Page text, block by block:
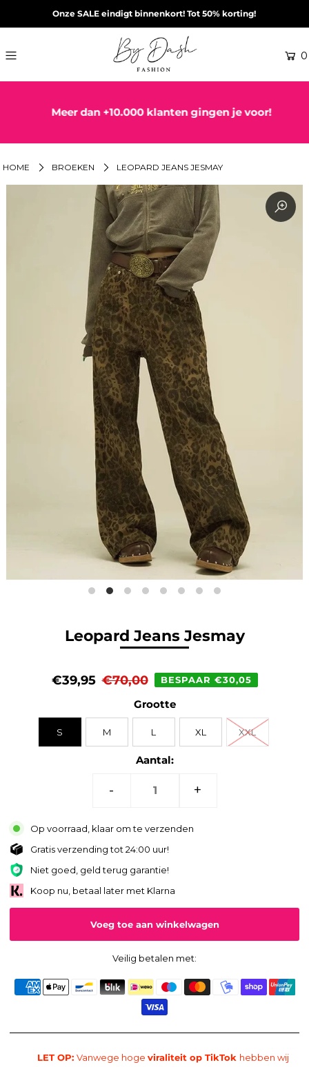
Onze SALE eindigt binnenkort! Tot 50% korting!
0
Meer dan +10.000 klanten gingen je voor!
HOME BROEKEN LEOPARD JEANS JESMAY
Leopard Jeans Jesmay
€39,95 €70,00 BESPAAR €30,05
Grootte
S M L XL XXL
Aantal:
- +
Op voorraad, klaar om te verzenden
Gratis verzending tot 24:00 uur!
Niet goed, geld terug garantie!
Koop nu, betaal later met Klarna
Veilig betalen met:
LET OP: Vanwege hoge viraliteit op TikTok hebben wij